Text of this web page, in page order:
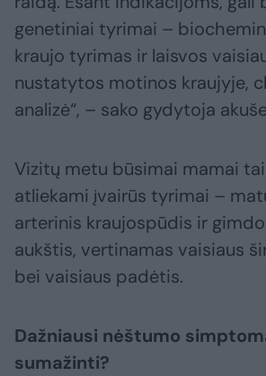
genetiniai tyrimai –
kraujo tyrimas ir laisvos
nustatytos motinos kraujyje,
analizė“, – sako gydytoja
Vizitų metu būsimai mamai
atliekami įvairūs tyrimai –
arterinis kraujospūdis ir
aukštis, vertinamas vaisiaus
bei vaisiaus padėtis.
Dažniausi nėštumo
sumažinti?